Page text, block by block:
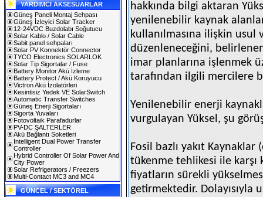
YARDIMCI AKSESUARLAR
Güneş Paneli Montaj Sehpası
Güneş İzleyici Solar Tracker
12-24VDC Buzdolabı Soğutucu
Solar Kablo / Solar Cable
Sabit panel sehpaları
Solar PV Konnektör Connector
TYCO Electronics SOLARLOK
Solar Tip Sigortalar / Fuse
Battery Monitor Akü İzleme
Battery Protect / Akü Koruyucu
Victron Akü İzolatörleri
Kesintisiz Yedek VE SolarSwitch
Automatic Transfer Switches
Güneş Enerji Sigortaları
Sigorta Yuvaları
Fotovoltaik Parafadurlar
PV-DC ŞALTERLER
Akü Bağlantı Soketleri
Intelligent Dual Power Transfer
Controller
Hybrid Controller Of Solar Power And
City Power
Solar Refrigerators / Freezers
Multi-Contact MC3 and MC4
GÜNCEL / SEKTÖREL
hakkında bilgi aktaran
yenilenebilir kaynak
kullanılmasına ilişkin usul
düzenleneceğini,
imar planlarına işlenmek
tarafından ilgili mercilere
Yenilenebilir enerji
vurgulayan Yüksel, şu
Fosil bazlı yakıt
tükenme tehlikesi ile karşı
fiyatların sürekli
getirmektedir. Dolayısıyla